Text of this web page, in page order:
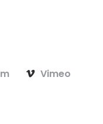
Vimeo